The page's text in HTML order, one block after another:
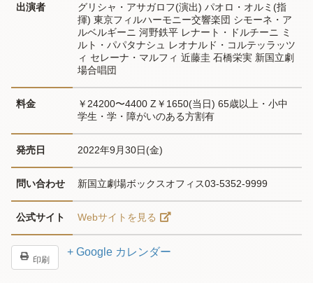
出演者
グリシャ・アサガロフ(演出) パオロ・オルミ(指
揮) 東京フィルハーモニー交響楽団 シモーネ・ア
ルベルギーニ 河野鉄平 レナート・ドルチーニ ミ
ルト・パパタナシュ レオナルド・コルテッラッツ
ィ セレーナ・マルフィ 近藤圭 石橋栄実 新国立劇
場合唱団
料金
￥24200〜4400 Z￥1650(当日) 65歳以上・小中
学生・学・障がいのある方割有
発売日 2022年9月30日(金)
問い合わせ 新国立劇場ボックスオフィス03-5352-9999
公式サイト Webサイトを見る
印刷
+ Google カレンダー